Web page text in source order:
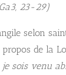
23-29)
selon
de la
je sois venu